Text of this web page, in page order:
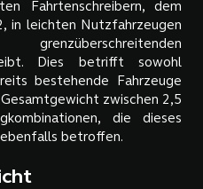
Fahrtenschreibern, dem
in leichten Nutzfahrzeugen
Dies betrifft sowohl
bestehende Fahrzeuge
zwischen 2,5
die dieses
betroffen.